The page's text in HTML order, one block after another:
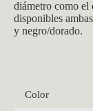
diámetro como el
disponibles
y negro/dorado.
Color